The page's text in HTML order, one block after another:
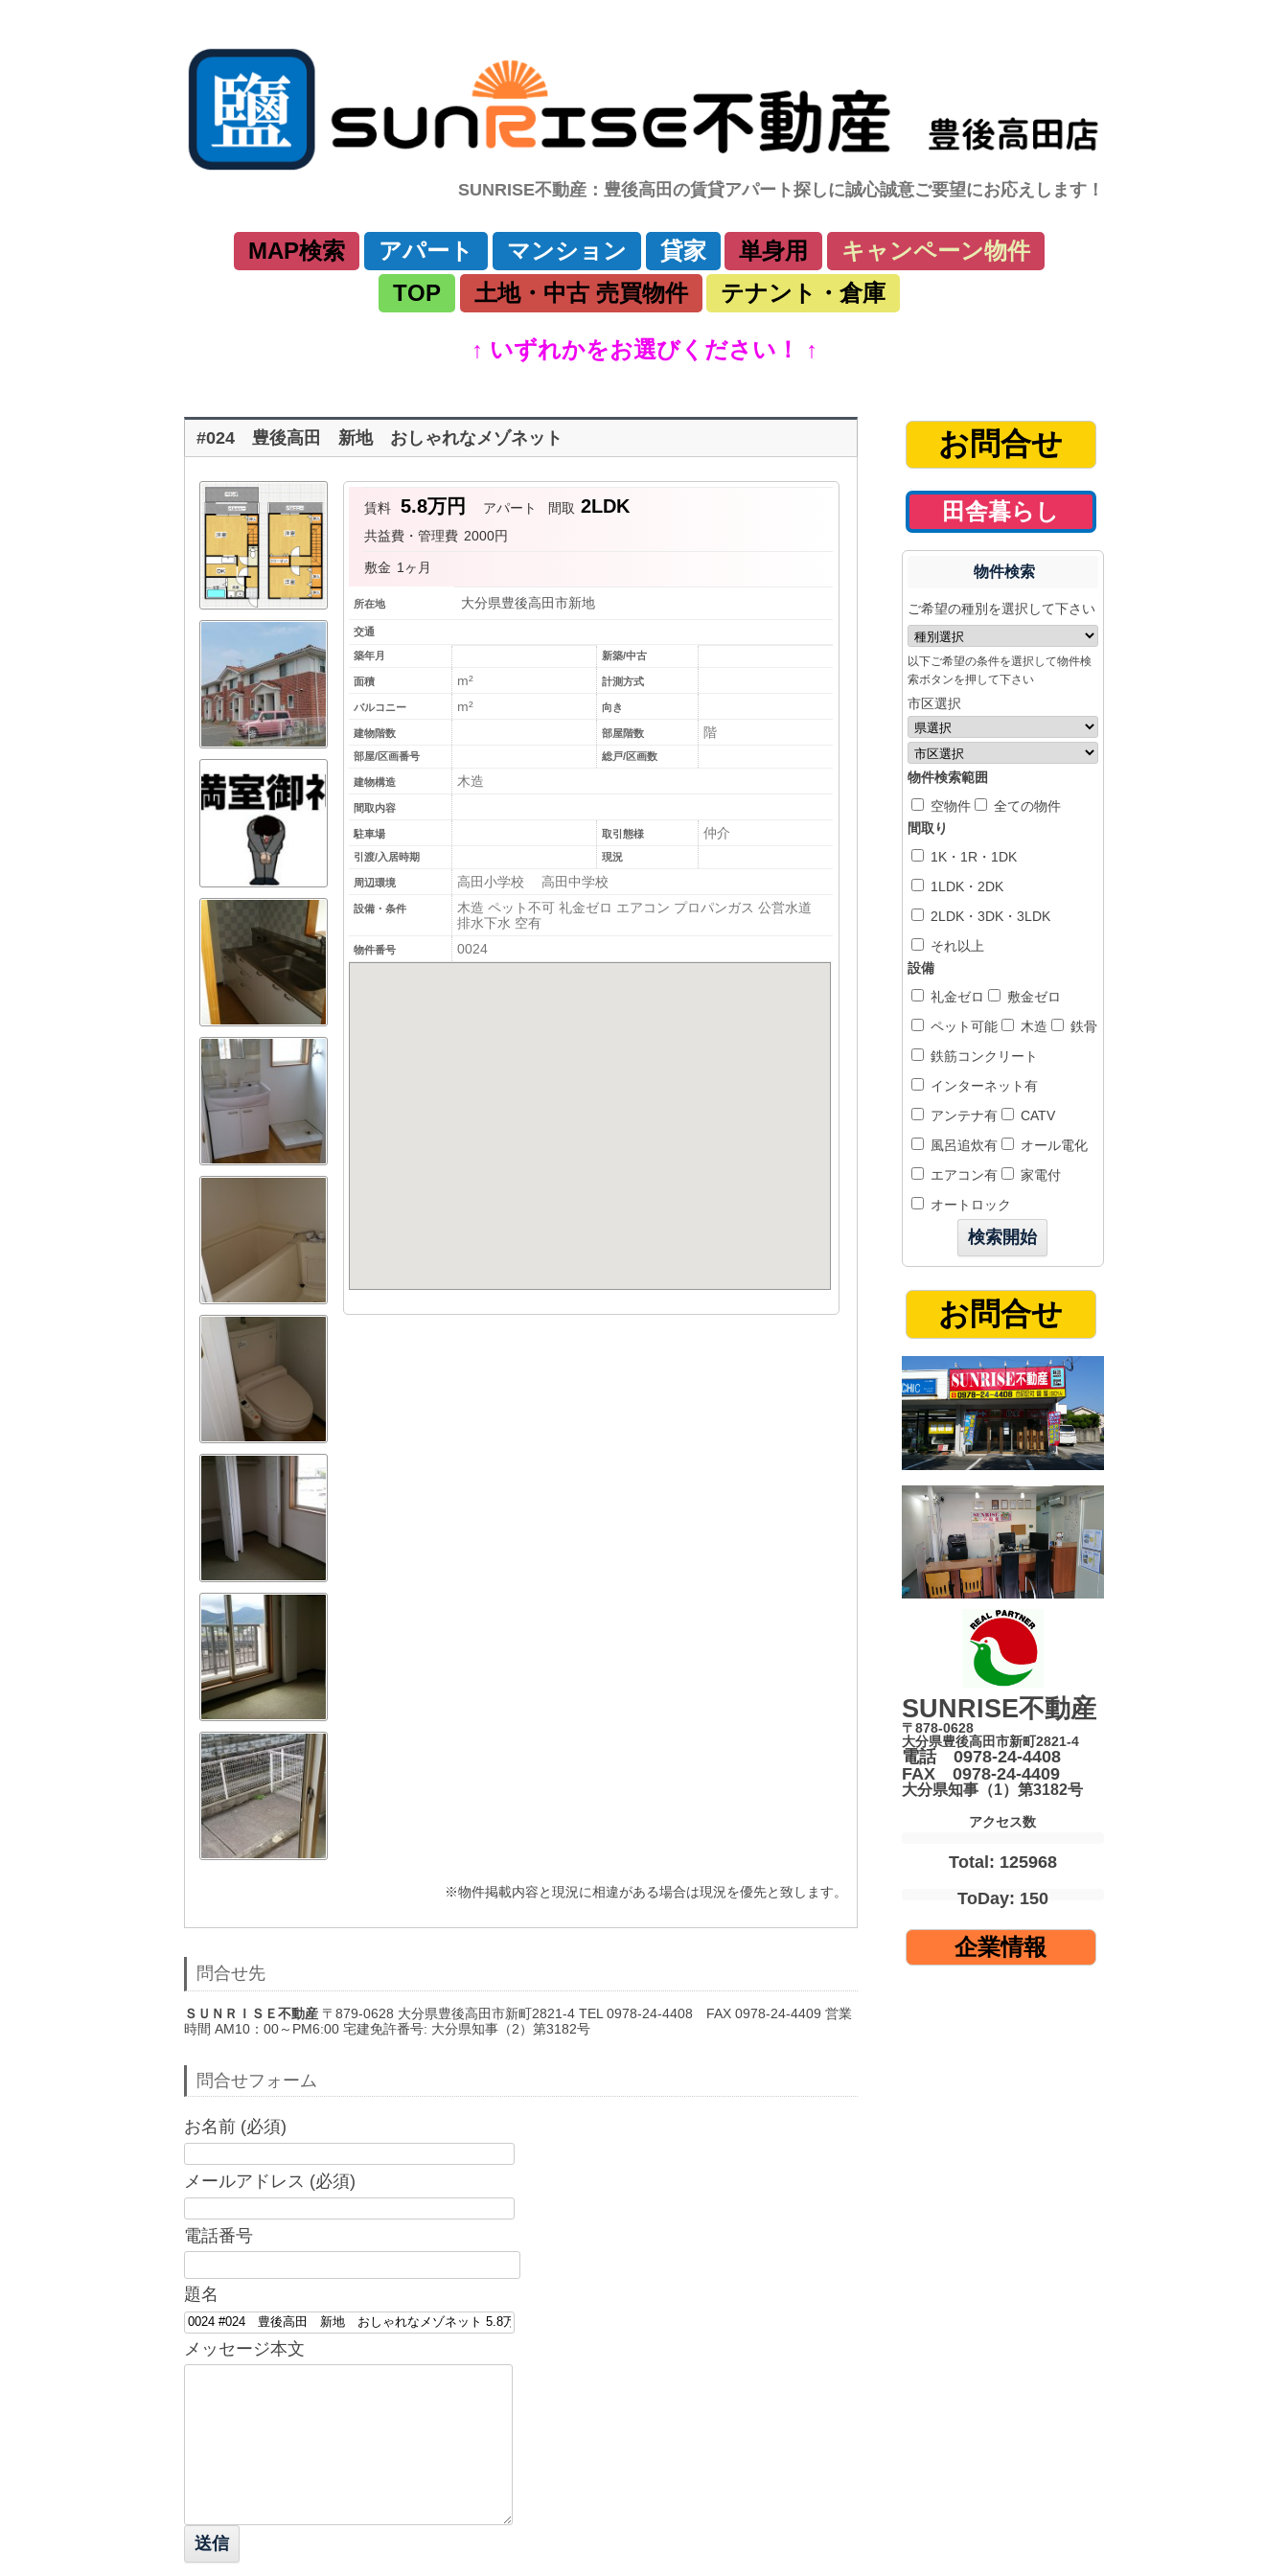
SUNRISE不動産：豊後高田の賃貸アパート探しに誠心誠意ご要望にお応えします！
コ
ン
ツ
へ
移
MAP検索 アパート マンション 貸家 単身用
キャンペーン物件
TOP
土地・中古 売買物件 テナント・倉庫
↑ いずれかをお選びください！ ↑
#024 豊後高田 新地 おしゃれなメゾネット
賃料 5.8万円 アパート 間取 2LDK
共益費・管理費 2000円
敷金 1ヶ月
所在地 大分県豊後高田市新地
交通
築年月 新築/中古
面積 m² 計測方式
バルコニー m² 向き
建物階数 部屋階数 階
部屋/区画番号 総戸/区画数
建物構造 木造
間取内容
駐車場 取引態様 仲介
引渡/入居時期 現況
周辺環境 高田小学校 高田中学校
設備・条件
木造 ペット不可 礼金ゼロ エアコン プロパンガス 公営水道
排水下水 空有
物件番号 0024
※物件掲載内容と現況に相違がある場合は現況を優先と致します。
問合せ先
ＳＵＮＲＩＳＥ不動産 〒879-0628 大分県豊後高田市新町2821-4 TEL 0978-24-4408 FAX 0978-24-4409 営業
時間 AM10：00～PM6:00 宅建免許番号: 大分県知事（2）第3182号
問合せフォーム
お名前 (必須)
メールアドレス (必須)
電話番号
題名
メッセージ本文
お問合せ
田舎暮らし
物件検索
ご希望の種別を選択して下さい
以下ご希望の条件を選択して物件検
索ボタンを押して下さい
市区選択
物件検索範囲
空物件
全ての物件
間取り
1K・1R・1DK
1LDK・2DK
2LDK・3DK・3LDK
それ以上
設備
礼金ゼロ
敷金ゼロ
ペット可能
木造
鉄骨
鉄筋コンクリート
インターネット有
アンテナ有
CATV
風呂追炊有
オール電化
エアコン有
家電付
オートロック
お問合せ
SUNRISE不動産
〒878-0628
大分県豊後高田市新町2821-4
電話 0978-24-4408
FAX 0978-24-4409
大分県知事（1）第3182号
アクセス数
Total: 125968
ToDay: 150
企業情報